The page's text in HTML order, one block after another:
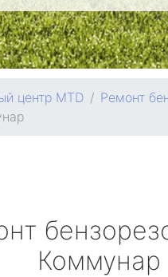
центр MTD
Ремонт
Коммунар